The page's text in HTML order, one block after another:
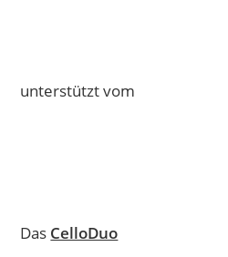
unterstützt vom
Das CelloDuo